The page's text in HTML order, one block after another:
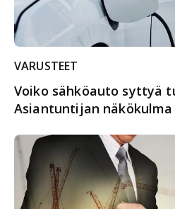
VARUSTEET
Voiko sähköauto syttyä
Asiantuntijan näkökulma